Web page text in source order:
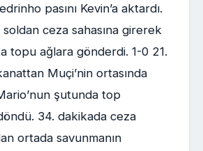
pasını Kevin’a aktardı.
ceza sahasına girerek
topu ağlara gönderdi. 1-0 21.
Muçi’nin ortasında
şutunda top
34. dakikada ceza
ortada savunmanın